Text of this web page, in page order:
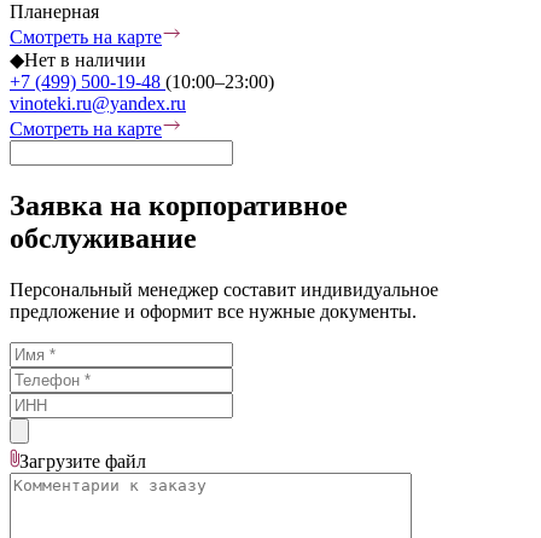
Планерная
Смотреть на карте
◆Нет в наличии
+7 (499) 500-19-48 (10:00–23:00)
vinoteki.ru@yandex.ru
Смотреть на карте
Заявка на корпоративное
обслуживание
Персональный менеджер составит индивидуальное
предложение и оформит все нужные документы.
Загрузите файл